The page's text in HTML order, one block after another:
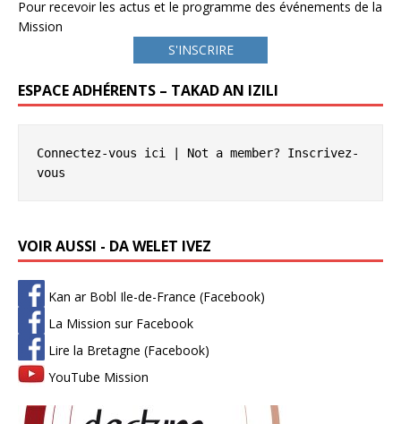
Pour recevoir les actus et le programme des événements de la
Mission
S'INSCRIRE
ESPACE ADHÉRENTS – TAKAD AN IZILI
Connectez-vous ici | Not a member? Inscrivez-
vous
VOIR AUSSI - DA WELET IVEZ
Kan ar Bobl Ile-de-France (Facebook)
La Mission sur Facebook
Lire la Bretagne (Facebook)
YouTube Mission